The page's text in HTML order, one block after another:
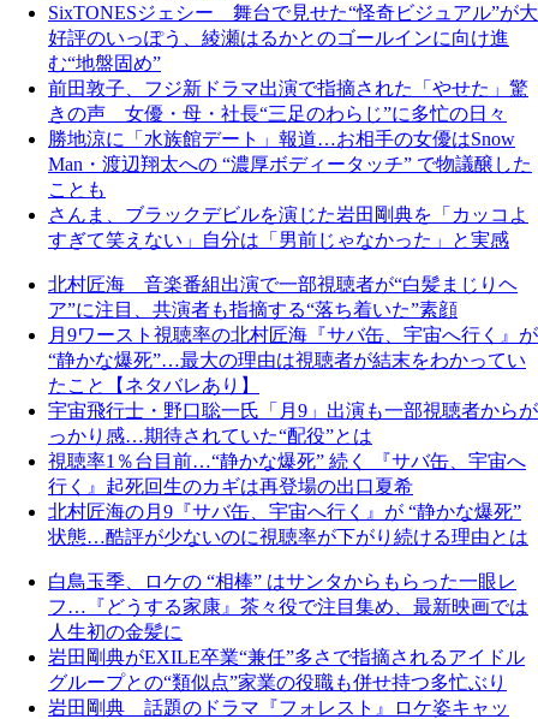
SixTONESジェシー 舞台で見せた“怪奇ビジュアル”が大
好評のいっぽう、綾瀬はるかとのゴールインに向け進
む“地盤固め”
前田敦子、フジ新ドラマ出演で指摘された「やせた」驚
きの声 女優・母・社長“三足のわらじ”に多忙の日々
勝地涼に「水族館デート」報道…お相手の女優はSnow
Man・渡辺翔太への “濃厚ボディータッチ” で物議醸した
ことも
さんま、ブラックデビルを演じた岩田剛典を「カッコよ
すぎて笑えない」自分は「男前じゃなかった」と実感
北村匠海 音楽番組出演で一部視聴者が“白髪まじりヘ
ア”に注目、共演者も指摘する“落ち着いた”素顔
月9ワースト視聴率の北村匠海『サバ缶、宇宙へ行く』が
“静かな爆死”…最大の理由は視聴者が結末をわかってい
たこと【ネタバレあり】
宇宙飛行士・野口聡一氏「月9」出演も一部視聴者からが
っかり感…期待されていた“配役”とは
視聴率1％台目前…“静かな爆死” 続く 『サバ缶、宇宙へ
行く』起死回生のカギは再登場の出口夏希
北村匠海の月9『サバ缶、宇宙へ行く』が “静かな爆死”
状態…酷評が少ないのに視聴率が下がり続ける理由とは
白鳥玉季、ロケの “相棒” はサンタからもらった一眼レ
フ…『どうする家康』茶々役で注目集め、最新映画では
人生初の金髪に
岩田剛典がEXILE卒業“兼任”多さで指摘されるアイドル
グループとの“類似点”家業の役職も併せ持つ多忙ぶり
岩田剛典 話題のドラマ『フォレスト』ロケ姿キャッ